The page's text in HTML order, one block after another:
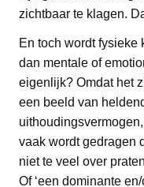
zichtbaar te klagen.
En toch wordt fysieke
dan mentale of
eigenlijk? Omdat het
een beeld van
vaak wordt gedragen
niet te veel over
Of ‘een dominante